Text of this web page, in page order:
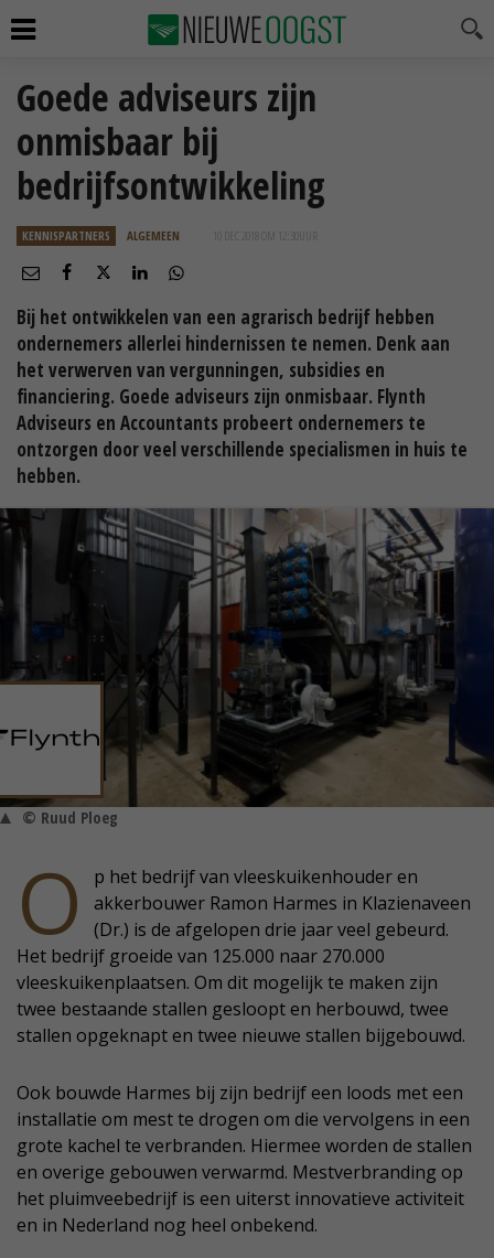
Goede adviseurs zijn
onmisbaar bij
bedrijfsontwikkeling
KENNISPARTNERS ALGEMEEN 10 DEC 2018 OM 12:30
Bij het ontwikkelen van een agrarisch bedrijf hebben
ondernemers allerlei hindernissen te nemen. Denk aan
het verwerven van vergunningen, subsidies en
financiering. Goede adviseurs zijn onmisbaar. Flynth
Adviseurs en Accountants probeert ondernemers te
ontzorgen door veel verschillende specialismen in huis te
hebben.
© Ruud Ploeg
O
p het bedrijf van vleeskuikenhouder en
akkerbouwer Ramon Harmes in Klazienaveen
(Dr.) is de afgelopen drie jaar veel gebeurd.
Het bedrijf groeide van 125.000 naar 270.000
vleeskuikenplaatsen. Om dit mogelijk te maken zijn
twee bestaande stallen gesloopt en herbouwd, twee
stallen opgeknapt en twee nieuwe stallen bijgebouwd.
Ook bouwde Harmes bij zijn bedrijf een loods met een
installatie om mest te drogen om die vervolgens in een
grote kachel te verbranden. Hiermee worden de stallen
en overige gebouwen verwarmd. Mestverbranding op
het pluimveebedrijf is een uiterst innovatieve activiteit
en in Nederland nog heel onbekend.